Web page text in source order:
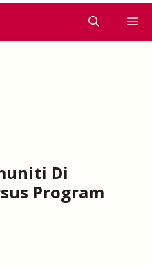
Di
Program